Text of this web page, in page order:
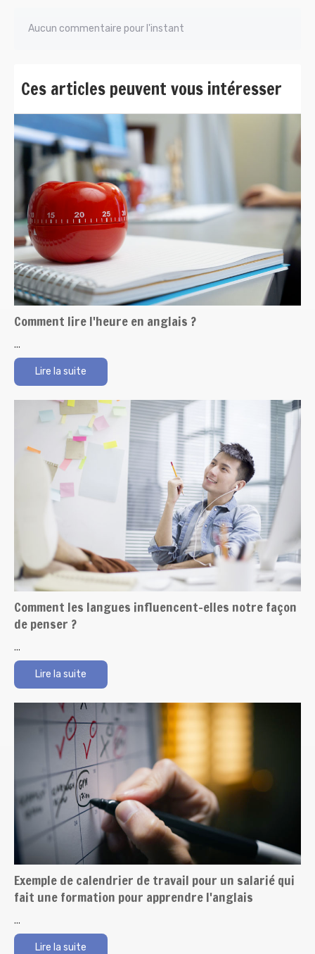
Aucun commentaire pour l'instant
Ces articles peuvent vous intéresser
Comment lire l'heure en anglais ?
...
Lire la suite
Comment les langues influencent-elles notre façon
de penser ?
...
Lire la suite
Exemple de calendrier de travail pour un salarié qui
fait une formation pour apprendre l'anglais
...
Lire la suite